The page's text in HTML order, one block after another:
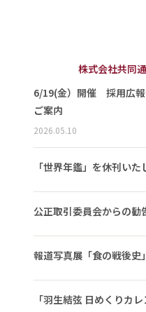
株式会社共同
6/19(金）開催 採用広報
ご案内
2026.05.10
「世界年鑑」を休刊いた
公正取引委員会からの勧
報道写真展「食の戦後史
「羽生結弦 日めくりカ